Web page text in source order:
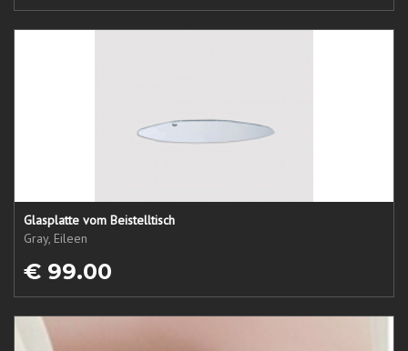
Glasplatte vom Beistelltisch
Gray, Eileen
€ 99.00